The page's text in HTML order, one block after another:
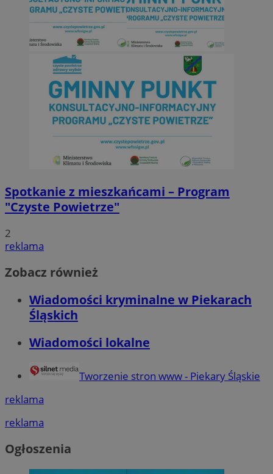
Spotkanie z mieszkańcami – Program
"Czyste Powietrze"
2
reklama
Zobacz również
Wiadomości kryminalne w Piekarach
Śląskich
Wiadomości lokalne
Tworzenie stron www - Piekary Śląskie
reklama
reklama
Ogłoszenia